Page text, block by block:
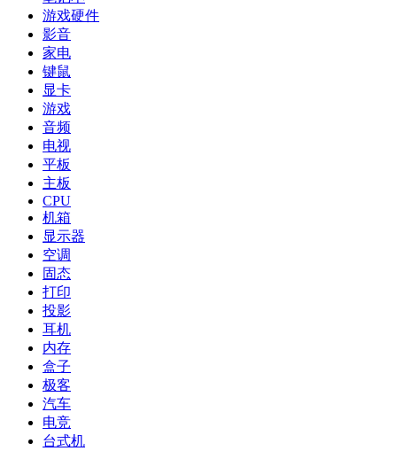
游戏硬件
影音
家电
键鼠
显卡
游戏
音频
电视
平板
主板
CPU
机箱
显示器
空调
固态
打印
投影
耳机
内存
盒子
极客
汽车
电竞
台式机